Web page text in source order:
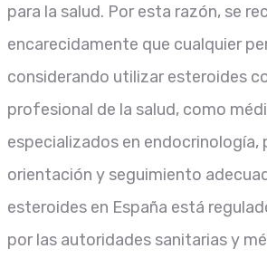
para la salud. Por esta razón, se
encarecidamente que cualquier
considerando utilizar esteroides
profesional de la salud, como
especializados en endocrinología,
orientación y seguimiento
esteroides en España está
por las autoridades sanitarias y